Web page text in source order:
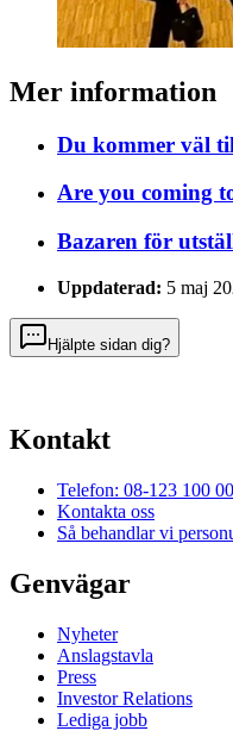
Mer information
Du kommer väl
Are you coming
Bazaren för
Uppdaterad: 5 maj
Hjälpte sidan dig?
Kontakt
Telefon: 08-123 100 00
Kontakta oss
Så behandlar vi
Genvägar
Nyheter
Anslagstavla
Press
Investor Relations
Lediga jobb